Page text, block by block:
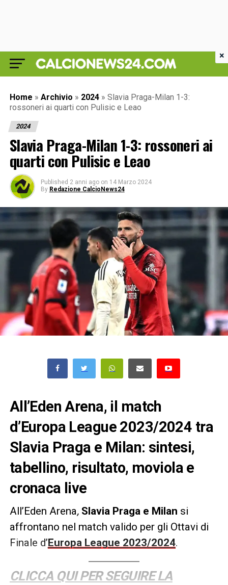
Home » Archivio » 2024 » Slavia Praga-Milan 1-3:
rossoneri ai quarti con Pulisic e Leao
2024
Slavia Praga-Milan 1-3: rossoneri ai
quarti con Pulisic e Leao
Published 2 anni ago on 14 Marzo 2024
By Redazione CalcioNews24
All’Eden Arena, il match
d’Europa League 2023/2024 tra
Slavia Praga e Milan: sintesi,
tabellino, risultato, moviola e
cronaca live
All’Eden Arena, Slavia Praga e Milan si
affrontano nel match valido per gli Ottavi di
Finale d’Europa League 2023/2024.
CLICCA QUI PER SEGUIRE LA
×